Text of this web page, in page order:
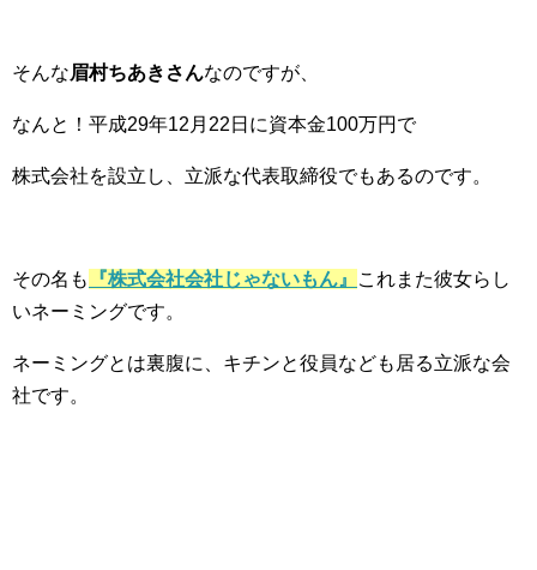
そんな眉村ちあきさんなのですが、
なんと！平成29年12月22日に資本金100万円で
株式会社を設立し、立派な代表取締役でもあるのです。
その名も 『株式会社会社じゃないもん』
これまた彼女らし
いネーミングです。
ネーミングとは裏腹に、キチンと役員なども居る立派な会
社です。